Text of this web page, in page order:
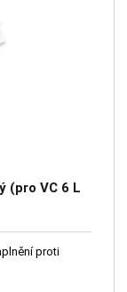
(pro VC 6 L
proti